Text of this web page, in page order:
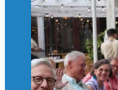
🚀Afterwork à
🥳 Le 22 avril
en Suisse ont
retrouvailles et
Merci à tous